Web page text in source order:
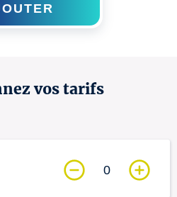
vos tarifs
0